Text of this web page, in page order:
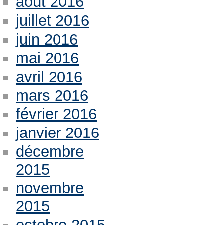
juillet 2016
juin 2016
mai 2016
avril 2016
mars 2016
février 2016
janvier 2016
décembre
2015
novembre
2015